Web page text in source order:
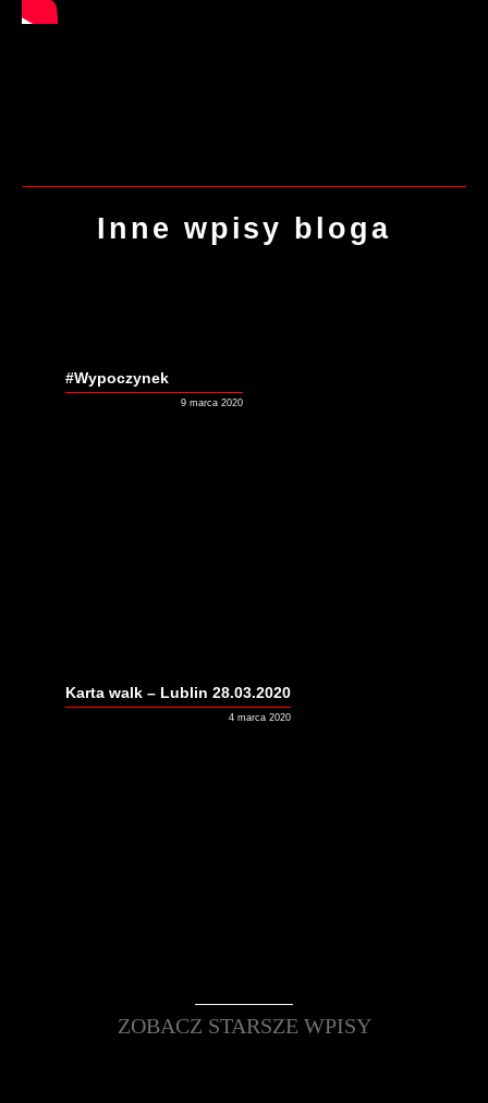
Inne wpisy bloga
#Wypoczynek
9 marca 2020
Karta walk – Lublin 28.03.2020
4 marca 2020
ZOBACZ STARSZE WPISY